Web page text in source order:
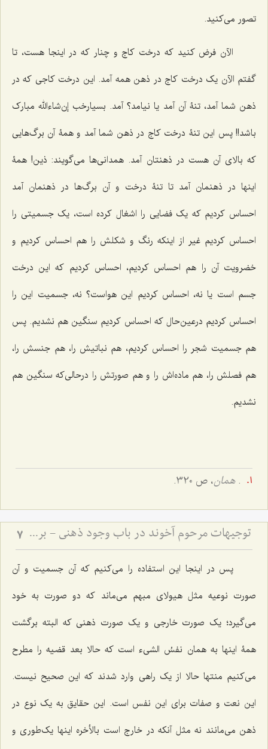
تصور می‌کنید.
الآن فرض کنید که درخت کاج و چنار که در اینجا هست، تا
گفتم الآن یک درخت کاج در ذهن همه آمد. این درخت کاجی که در
ذهن شما آمد، تنۀ آن آمد یا نیامد؟ آمد. بسیارخب إن‌شاءالله مبارک
باشد!! پس این تنۀ درخت کاج در ذهن شما آمد و همۀ آن برگ‌هایی
که بالای آن هست در ذهنتان آمد. همدانی‌ها می‌گویند: ذین! همۀ
اینها در ذهنمان آمد تا تنۀ درخت و آن برگ‌ها در ذهنمان آمد
احساس کردیم که یک فضایی را اشغال کرده است، یک جسمیتی را
احساس کردیم غیر از اینکه رنگ و شکلش را هم احساس کردیم و
خضرویت آن را هم احساس کردیم، احساس کردیم که این درخت
جسم است یا نه، احساس کردیم این هواست؟ نه، جسمیت این را
احساس کردیم درعین‌حال که احساس کردیم سنگین هم نشدیم. پس
هم جسمیت شجر را احساس کردیم، هم نباتیش را، هم جنسش را،
هم فصلش را، هم ماده‌اش را و هم صورتش را درحالی‌که سنگین هم
نشدیم.
.همان، ص 320.
توجیهات مرحوم آخوند در باب وجود ذهنی - بررسی دیدگاه سید میرداماد و نقد نظریه انقلاب حقایق 7
پس در اینجا این استفاده را می‌کنیم که آن جسمیت و آن
صورت نوعیه مثل هیولای مبهم می‌ماند که دو صورت به خود
می‌گیرد؛ یک صورت خارجی و یک صورت ذهنی که البته برگشت
همۀ اینها به همان نفسُ الشیءاست که حالا بعد قضیه را مطرح
می‌کنیم منتها حالا از یک راهی وارد شدند که این صحیح نیست.
این نعت و صفات برای این نفس است. این حقایق به یک نوع در
ذهن می‌مانند نه مثل آنکه در خارج است بالأخره اینها یک‌طوری و